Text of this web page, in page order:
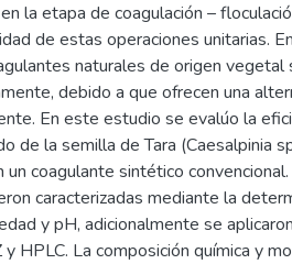
la etapa de coagulación –
de estas operaciones unitarias.
naturales de origen vegetal
debido a que ofrecen una
En este estudio se evalúo la
de la semilla de Tara (Caesalpinia
coagulante sintético
caracterizadas mediante la
y pH, adicionalmente se
HPLC. La composición química y